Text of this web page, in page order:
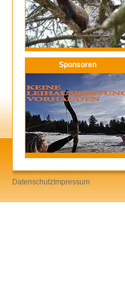
Sponsoren
Datenschutz Impressum